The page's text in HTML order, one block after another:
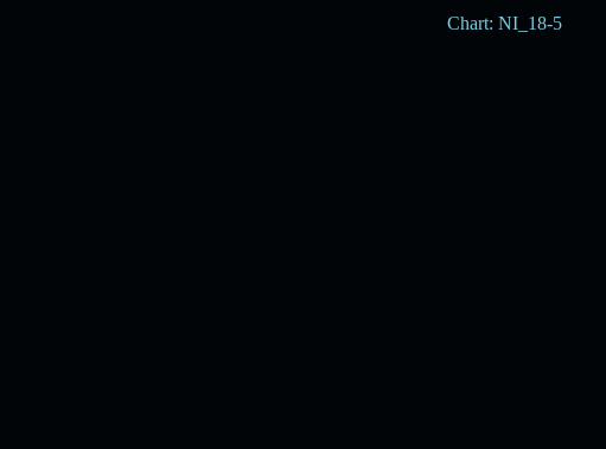
Chart: NI_18-5